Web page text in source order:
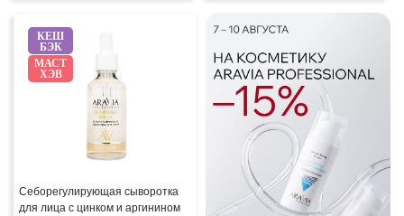
КЕШ
БЭК
МАСТ
ХЭВ
Себорегулирующая сыворотка
для лица с цинком и аргинином